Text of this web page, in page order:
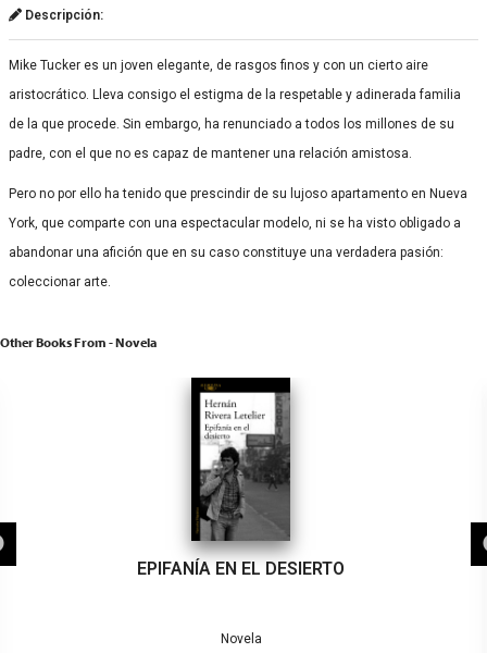
Descripción:
Mike Tucker es un joven elegante, de rasgos finos y con un cierto aire
aristocrático. Lleva consigo el estigma de la respetable y adinerada familia
de la que procede. Sin embargo, ha renunciado a todos los millones de su
padre, con el que no es capaz de mantener una relación amistosa.
Pero no por ello ha tenido que prescindir de su lujoso apartamento en Nueva
York, que comparte con una espectacular modelo, ni se ha visto obligado a
abandonar una afición que en su caso constituye una verdadera pasión:
coleccionar arte.
Other Books From - Novela
EPIFANÍA EN EL DESIERTO
Novela